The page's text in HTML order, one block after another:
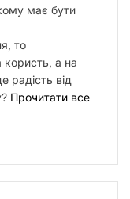
має бути
то
користь, а на
радість від
Прочитати все